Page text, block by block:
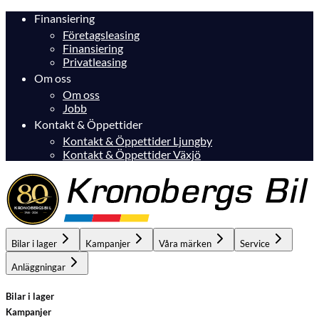
Finansiering
Företagsleasing
Finansiering
Privatleasing
Om oss
Om oss
Jobb
Kontakt & Öppettider
Kontakt & Öppettider Ljungby
Kontakt & Öppettider Växjö
Bilar i lager Kampanjer Våra märken Service
Anläggningar
Bilar i lager
Kampanjer